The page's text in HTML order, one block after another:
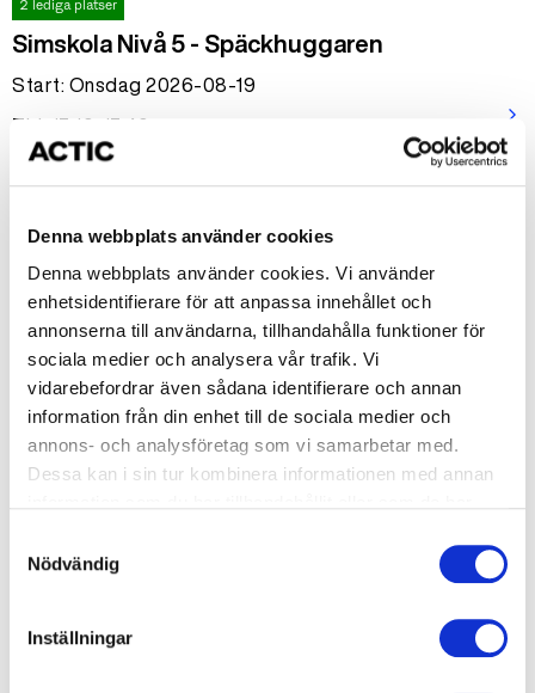
Denna webbplats använder cookies
Denna webbplats använder cookies. Vi använder
enhetsidentifierare för att anpassa innehållet och
annonserna till användarna, tillhandahålla funktioner för
sociala medier och analysera vår trafik. Vi
vidarebefordrar även sådana identifierare och annan
information från din enhet till de sociala medier och
annons- och analysföretag som vi samarbetar med.
Dessa kan i sin tur kombinera informationen med annan
Nödvändig
Inställningar
2 lediga platser
Simskola Nivå 5 - Späckhuggaren
Start: Onsdag 2026-08-19
Tid: 17:10-17:40
Växjö Simhall
arrow_forward_ios
1 ledig plats
Simskola Nivå 5 - Späckhuggaren
Start: Onsdag 2026-08-19
Växjö Simhall
1550 kr
5 lediga platser
Start: Onsdag 2026-08-19